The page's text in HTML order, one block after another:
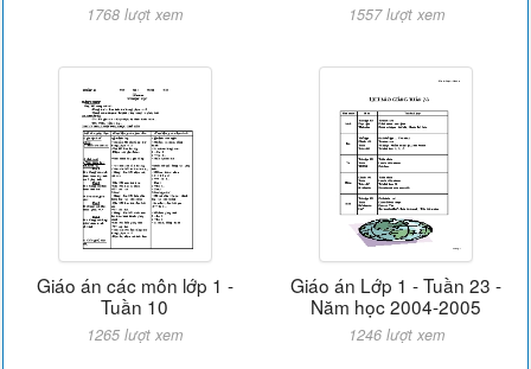
1768 lượt xem 1557 lượt xem
Giáo án các môn lớp 1 -
Tuần 10
1265 lượt xem
Giáo án Lớp 1 - Tuần 23 -
Năm học 2004-2005
1246 lượt xem